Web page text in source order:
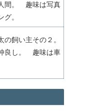
間。 趣味は写真
グ。
の飼い主その２。
良し。 趣味は車